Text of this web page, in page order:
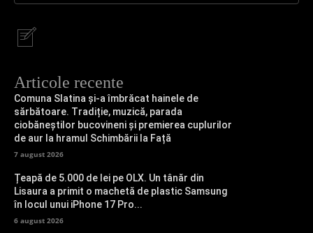
Articole recente
Comuna Slatina și-a îmbrăcat hainele de
sărbătoare. Tradiție, muzică, parada
ciobăneștilor bucovineni și premierea cuplurilor
de aur la hramul Schimbării la Față
7 august 2026
Țeapă de 5.000 de lei pe OLX. Un tânăr din
Lisaura a primit o machetă de plastic Samsung
în locul unui iPhone 17 Pro...
6 august 2026